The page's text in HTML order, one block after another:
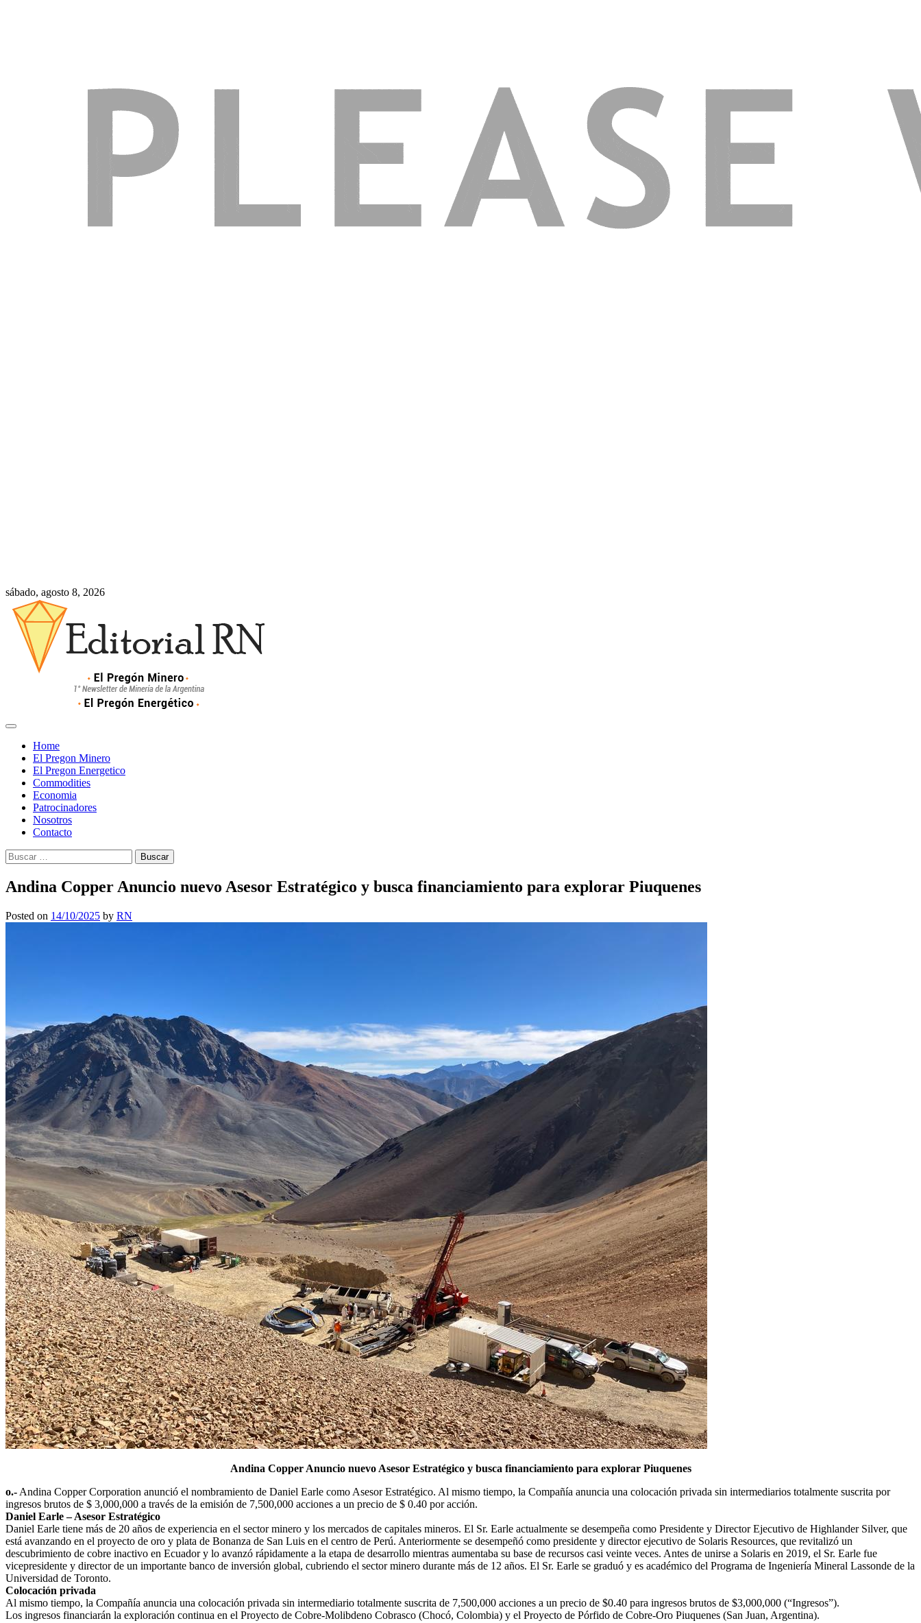
sábado, agosto 8, 2026
Home
El Pregon Minero
El Pregon Energetico
Commodities
Economia
Patrocinadores
Nosotros
Contacto
Buscar:
Andina Copper Anuncio nuevo Asesor Estratégico y busca financiamiento para explorar Piuquenes
Posted on 14/10/2025 by RN
Andina Copper Anuncio nuevo Asesor Estratégico y busca financiamiento para explorar Piuquenes
o.- Andina Copper Corporation anunció el nombramiento de Daniel Earle como Asesor Estratégico. Al mismo tiempo, la Compañía anuncia una colocación privada sin intermediarios totalmente suscrita por
ingresos brutos de $ 3,000,000 a través de la emisión de 7,500,000 acciones a un precio de $ 0.40 por acción.
Daniel Earle – Asesor Estratégico
Daniel Earle tiene más de 20 años de experiencia en el sector minero y los mercados de capitales mineros. El Sr. Earle actualmente se desempeña como Presidente y Director Ejecutivo de Highlander Silver, que
está avanzando en el proyecto de oro y plata de Bonanza de San Luis en el centro de Perú. Anteriormente se desempeñó como presidente y director ejecutivo de Solaris Resources, que revitalizó un
descubrimiento de cobre inactivo en Ecuador y lo avanzó rápidamente a la etapa de desarrollo mientras aumentaba su base de recursos casi veinte veces. Antes de unirse a Solaris en 2019, el Sr. Earle fue
vicepresidente y director de un importante banco de inversión global, cubriendo el sector minero durante más de 12 años. El Sr. Earle se graduó y es académico del Programa de Ingeniería Mineral Lassonde de la
Universidad de Toronto.
Colocación privada
Al mismo tiempo, la Compañía anuncia una colocación privada sin intermediario totalmente suscrita de 7,500,000 acciones a un precio de $0.40 para ingresos brutos de $3,000,000 (“Ingresos”).
Los ingresos financiarán la exploración continua en el Proyecto de Cobre-Molibdeno Cobrasco (Chocó, Colombia) y el Proyecto de Pórfido de Cobre-Oro Piuquenes (San Juan, Argentina).